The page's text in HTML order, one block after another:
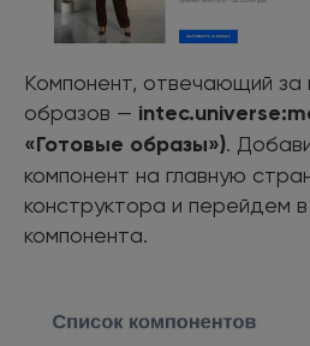
Компонент, отвечающий за
образов —
«Готовые образы»).
компонент на главную
конструктора и перейдем
компонента.